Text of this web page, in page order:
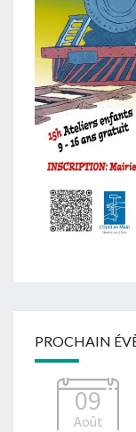
PROCHAIN
09
Août